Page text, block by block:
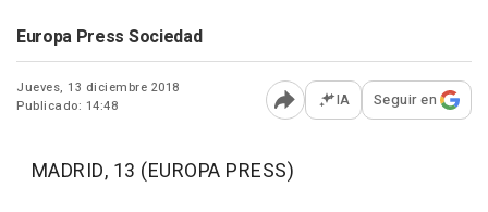
Europa Press Sociedad
Jueves, 13 diciembre 2018
Publicado: 14:48
Abrir opciones para
IA Seguir en
MADRID, 13 (EUROPA PRESS)